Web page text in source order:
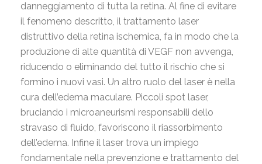
danneggiamento di tutta la retina. Al fine di evitare
il fenomeno descritto, il trattamento laser
distruttivo della retina ischemica, fa in modo che la
produzione di alte quantità di VEGF non avvenga,
riducendo o eliminando del tutto il rischio che si
formino i nuovi vasi. Un altro ruolo del laser è nella
cura dell’edema maculare. Piccoli spot laser,
bruciando i microaneurismi responsabili dello
stravaso di fluido, favoriscono il riassorbimento
dell’edema. Infine il laser trova un impiego
fondamentale nella prevenzione e trattamento del